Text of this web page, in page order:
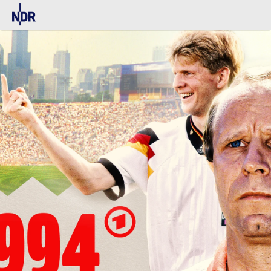
vermeintlichen elf Freunde innerhalb weniger
Wochen in einen kollektiven Albtraum manövrierten.
Elf Helden – Ein Albtraum
wirft einen Blick hinter die
Kulissen dieses für Deutschland denkwürdigen WM-
Turniers. Die vierteilige Dokuserie von Produzent
Leopold Hoesch und Autor Manfred Oldenburg
(KROOS,Ganz normale Männer. Der „vergessene
Holocaust,Das letzte Tabu) zeichnet den Weg der
Nationalmannschaft zur und während der WM 1994
nach und zeigt, wie eine der individuell stärksten
deutschen Mannschaften aller Zeiten spektakulär
scheiterte. Dabei spannt sie den Bogen von den WM-
Vorbereitungen bis hin zum späteren EM-Sieg im Jahr
1996 und nimmt den Zuschauer mit in das
Wechselbad der Gefühle Deutschlands in den 1990er